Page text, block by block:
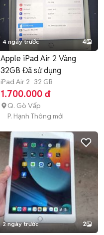
4 ngày trước 4
Apple iPad Air 2 Vàng
32GB Đã sử dụng
iPad Air 2 32 GB
1.700.000 đ
Q. Gò Vấp
P. Hạnh Thông mới
2 ngày trước 2